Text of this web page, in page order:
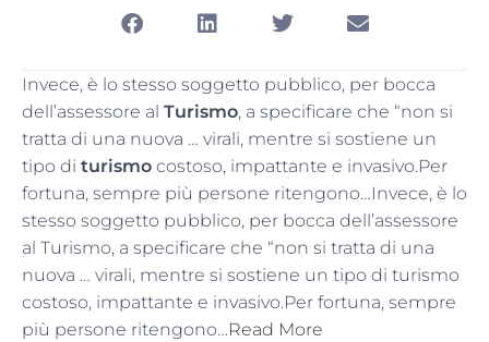
Invece, è lo stesso soggetto pubblico, per bocca
dell’assessore al Turismo, a specificare che “non si
tratta di una nuova … virali, mentre si sostiene un
tipo di turismo costoso, impattante e invasivo.Per
fortuna, sempre più persone ritengono…Invece, è lo
stesso soggetto pubblico, per bocca dell’assessore
al Turismo, a specificare che “non si tratta di una
nuova … virali, mentre si sostiene un tipo di turismo
costoso, impattante e invasivo.Per fortuna, sempre
più persone ritengono…Read More